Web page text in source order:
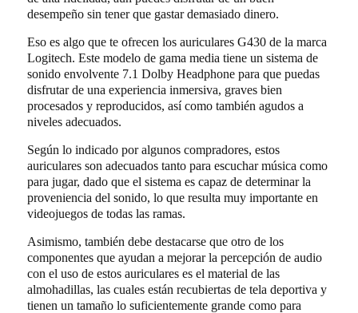
desempeño sin tener que gastar demasiado dinero.
Eso es algo que te ofrecen los auriculares G430 de la marca
Logitech. Este modelo de gama media tiene un sistema de
sonido envolvente 7.1 Dolby Headphone para que puedas
disfrutar de una experiencia inmersiva, graves bien
procesados y reproducidos, así como también agudos a
niveles adecuados.
Según lo indicado por algunos compradores, estos
auriculares son adecuados tanto para escuchar música como
para jugar, dado que el sistema es capaz de determinar la
proveniencia del sonido, lo que resulta muy importante en
videojuegos de todas las ramas.
Asimismo, también debe destacarse que otro de los
componentes que ayudan a mejorar la percepción de audio
con el uso de estos auriculares es el material de las
almohadillas, las cuales están recubiertas de tela deportiva y
tienen un tamaño lo suficientemente grande como para